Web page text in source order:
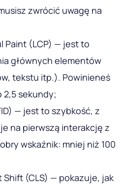
zwrócić uwagę na
Paint (LCP) — jest to
głównych elementów
tekstu itp.). Powinieneś
2,5 sekundy;
— jest to szybkość, z
na pierwszą interakcję z
wskaźnik: mniej niż 100
Shift (CLS) — pokazuje, jak